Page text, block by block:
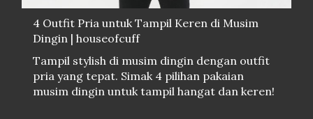
4 Outfit Pria untuk Tampil Keren di Musim
Dingin | houseofcuff
Tampil stylish di musim dingin dengan outfit
pria yang tepat. Simak 4 pilihan pakaian
musim dingin untuk tampil hangat dan keren!